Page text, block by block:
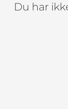
Du har